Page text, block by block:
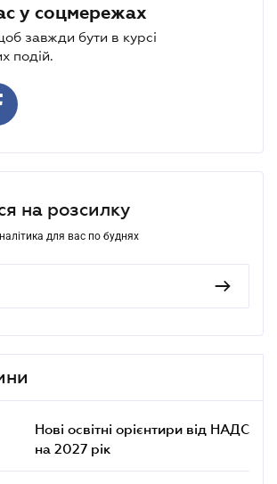
у соцмережах
завжди бути в курсі
подій.
на розсилку
для вас по буднях
Нові освітні орієнтири від НАДС
на 2027 рік